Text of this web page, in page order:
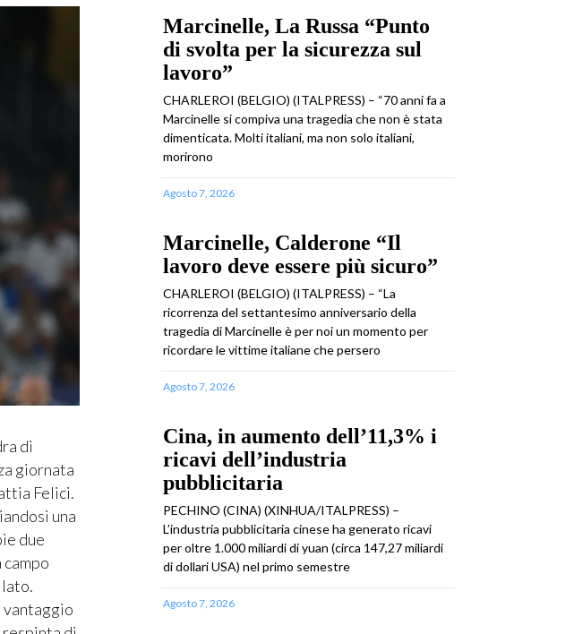
di
giornata
Felici.
una
due
vantaggio
Marcinelle, La Russa “Punto
di svolta per la sicurezza sul
lavoro”
CHARLEROI (BELGIO) (ITALPRESS) – “70 anni fa a
Marcinelle si compiva una tragedia che non è stata
dimenticata. Molti italiani, ma non solo italiani,
morirono
Agosto 7, 2026
Marcinelle, Calderone “Il
lavoro deve essere più sicuro”
CHARLEROI (BELGIO) (ITALPRESS) – “La
ricorrenza del settantesimo anniversario della
tragedia di Marcinelle è per noi un momento per
ricordare le vittime italiane che persero
Agosto 7, 2026
Cina, in aumento dell’11,3% i
ricavi dell’industria
pubblicitaria
PECHINO (CINA) (XINHUA/ITALPRESS) –
L’industria pubblicitaria cinese ha generato ricavi
per oltre 1.000 miliardi di yuan (circa 147,27 miliardi
di dollari USA) nel primo semestre
Agosto 7, 2026